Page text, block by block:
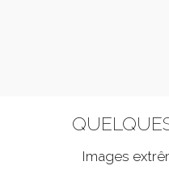
Images